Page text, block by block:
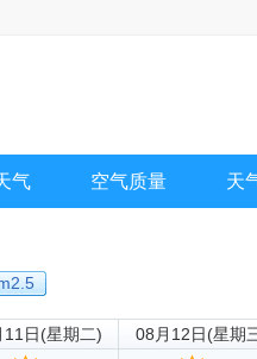
气 空气质量 天
11日(星期二) 08月12日(星期